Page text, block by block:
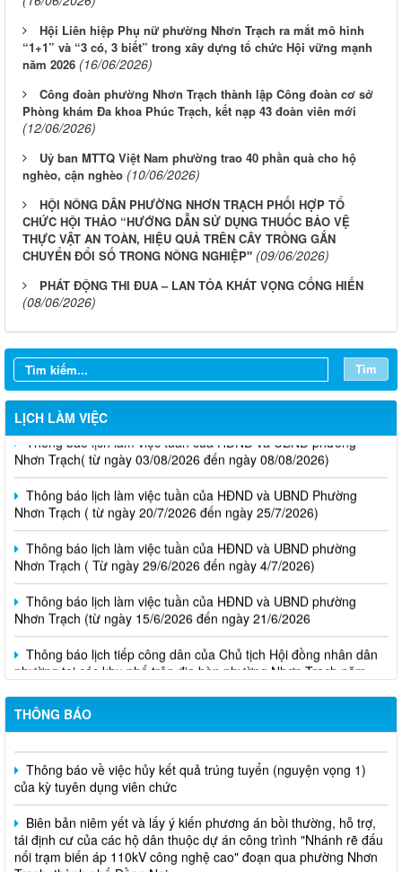
Hội Liên hiệp Phụ nữ phường Nhơn Trạch ra mắt mô hình
“1+1” và “3 có, 3 biết” trong xây dựng tổ chức Hội vững mạnh
năm 2026 (16/06/2026)
Công đoàn phường Nhơn Trạch thành lập Công đoàn cơ sở
Phòng khám Đa khoa Phúc Trạch, kết nạp 43 đoàn viên mới
(12/06/2026)
Uỷ ban MTTQ Việt Nam phường trao 40 phần quà cho hộ
nghèo, cận nghèo (10/06/2026)
HỘI NÔNG DÂN PHƯỜNG NHƠN TRẠCH PHỐI HỢP TỔ
CHỨC HỘI THẢO “HƯỚNG DẪN SỬ DỤNG THUỐC BẢO VỆ
THỰC VẬT AN TOÀN, HIỆU QUẢ TRÊN CÂY TRỒNG GẮN
CHUYỂN ĐỔI SỐ TRONG NÔNG NGHIỆP" (09/06/2026)
PHÁT ĐỘNG THI ĐUA – LAN TỎA KHÁT VỌNG CỐNG HIẾN
(08/06/2026)
Tìm
LỊCH LÀM VIỆC
Thông báo lịch làm việc tuần của HĐND và UBND phường
Nhơn Trạch( từ ngày 03/08/2026 đến ngày 08/08/2026)
Thông báo lịch làm việc tuần của HĐND và UBND Phường
Nhơn Trạch ( từ ngày 20/7/2026 đến ngày 25/7/2026)
Thông báo lịch làm việc tuần của HĐND và UBND phường
Nhơn Trạch ( Từ ngày 29/6/2026 đến ngày 4/7/2026)
Thông báo lịch làm việc tuần của HĐND và UBND phường
Nhơn Trạch (từ ngày 15/6/2026 đến ngày 21/6/2026
Thông báo lịch tiếp công dân của Chủ tịch Hội đồng nhân dân
phường tại các khu phố trên địa bàn phường Nhơn Trạch năm
2026
THÔNG BÁO
Niêm yết phương án bồi thường, hỗ trợ, tái định cư
của kỳ tuyên dụng viên chức
Biên bản niêm yết và lấy ý kiến phương án bồi thường, hỗ trợ,
tái định cư của các hộ dân thuộc dự án công trình "Nhánh rẽ đấu
nối trạm biến áp 110kV công nghệ cao" đoạn qua phường Nhơn
Trạch, thành phố Đồng Nai